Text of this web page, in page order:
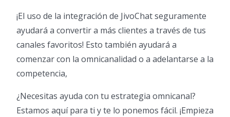
¡El uso de la integración de JivoChat seguramente
ayudará a convertir a más clientes a través de tus
canales favoritos! Esto también ayudará a
comenzar con la omnicanalidad o a adelantarse a la
competencia,
¿Necesitas ayuda con tu estrategia omnicanal?
Estamos aquí para ti y te lo ponemos fácil. ¡Empieza